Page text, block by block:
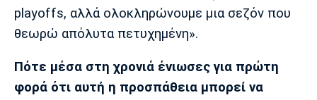
playoffs, αλλά ολοκληρώνουμε μια σεζόν που
θεωρώ απόλυτα πετυχημένη».
Πότε μέσα στη χρονιά ένιωσες για πρώτη
φορά ότι αυτή η προσπάθεια μπορεί να